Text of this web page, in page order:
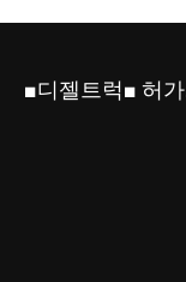
■디젤트럭■ 허